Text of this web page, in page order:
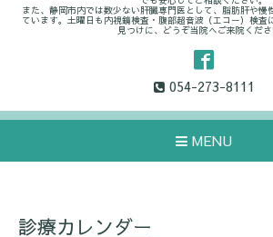
また、静岡市内では数少ない肝臓専門医として、脂肪肝や慢
ています。土曜日も内視鏡検査・腹部超音波（エコー）検査
見つけに、どうぞ当院へご来院くださ
054-273-8111
MENU
診療カレンダー